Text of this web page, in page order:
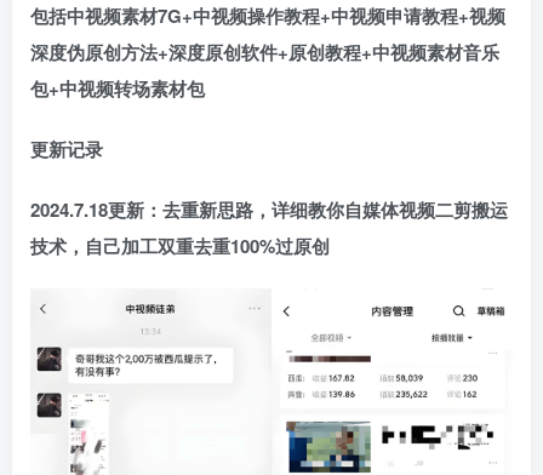
包括中视频素材7G+中视频操作教程+中视频申请教程+视频
深度伪原创方法+深度原创软件+原创教程+中视频素材音乐
包+中视频转场素材包
更新记录
2024.7.18更新 ：去重新思路，详细教你自媒体视频二剪搬运
技术，自己加工双重去重100%过原创